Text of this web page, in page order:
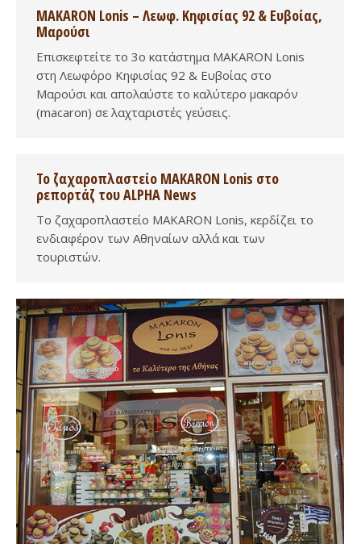
MAKARON Lonis – Λεωφ. Κηφισίας 92 & Ευβοίας,
Μαρούσι
Επισκεφτείτε το 3ο κατάστημα MAKARON Lonis
στη Λεωφόρο Κηφισίας 92 & Ευβοίας στο
Μαρούσι και απολαύστε το καλύτερο μακαρόν
(macaron) σε λαχταριστές γεύσεις.
Το ζαχαροπλαστείο MAKARON Lonis στο
ρεπορτάζ του ALPHA News
Το ζαχαροπλαστείο MAKARON Lonis, κερδίζει το
ενδιαφέρον των Αθηναίων αλλά και των
τουριστών.